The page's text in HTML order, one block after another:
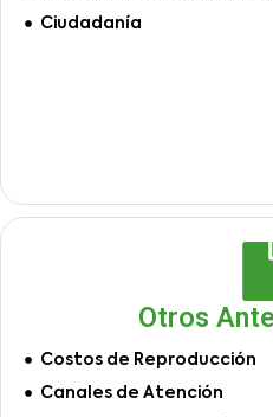
Ciudadanía
Otros
Costos de Reproducción
Canales de Atención